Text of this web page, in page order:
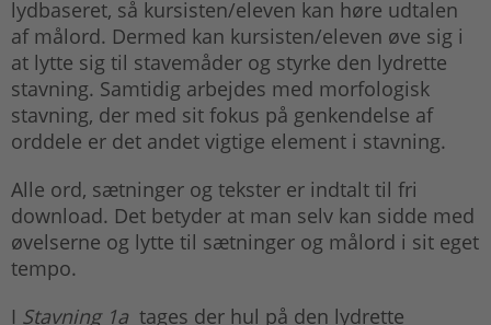
lydbaseret, så kursisten/eleven kan høre udtalen
af målord. Dermed kan kursisten/eleven øve sig i
at lytte sig til stavemåder og styrke den lydrette
stavning. Samtidig arbejdes med morfologisk
stavning, der med sit fokus på genkendelse af
orddele er det andet vigtige element i stavning.
Alle ord, sætninger og tekster er indtalt til fri
download. Det betyder at man selv kan sidde med
øvelserne og lytte til sætninger og målord i sit eget
tempo.
I Stavning 1a tages der hul på den lydrette